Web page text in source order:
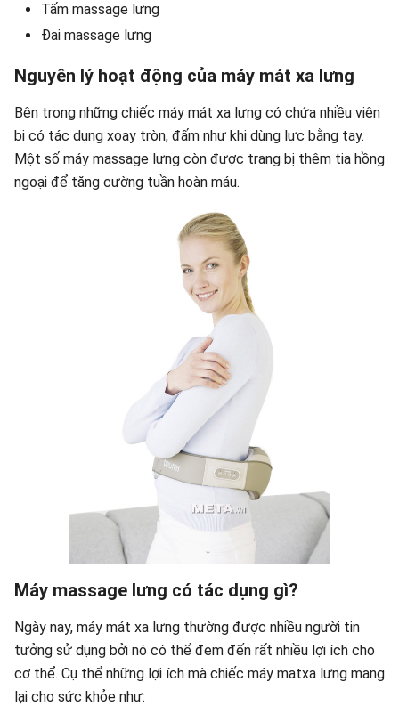
Tấm massage lưng
Đai massage lưng
Nguyên lý hoạt động của máy mát xa lưng
Bên trong những chiếc máy mát xa lưng có chứa nhiều viên
bi có tác dụng xoay tròn, đấm như khi dùng lực bằng tay.
Một số máy massage lưng còn được trang bị thêm tia hồng
ngoại để tăng cường tuần hoàn máu.
Máy massage lưng có tác dụng gì?
Ngày nay, máy mát xa lưng thường được nhiều người tin
tưởng sử dụng bởi nó có thể đem đến rất nhiều lợi ích cho
cơ thể. Cụ thể những lợi ích mà chiếc máy matxa lưng mang
lại cho sức khỏe như: